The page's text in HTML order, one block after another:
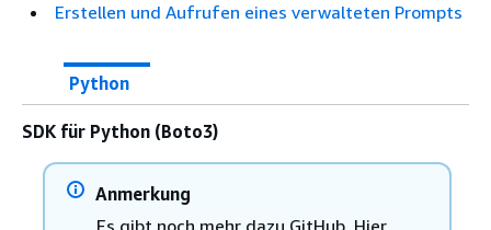
Erstellen und Aufrufen eines verwalteten Prompts
Python
SDK für Python (Boto3)
Anmerkung
Es gibt noch mehr dazu GitHub. Hier